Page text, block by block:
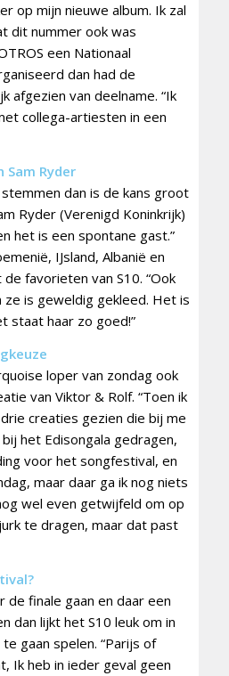
op mijn nieuwe album. Ik zal
dit nummer ook was
een Nationaal
dan had de
afgezien van deelname. “Ik
collega-artiesten in een
Sam Ryder
dan is de kans groot
Ryder (Verenigd Koninkrijk)
het is een spontane gast.”
IJsland, Albanië en
favorieten van S10. “Ook
ze is geweldig gekleed. Het is
staat haar zo goed!”
loper van zondag ook
van Viktor & Rolf. “Toen ik
creaties gezien die bij me
het Edisongala gedragen,
voor het songfestival, en
maar daar ga ik nog niets
wel even getwijfeld om op
te dragen, maar dat past
de finale gaan en daar een
dan lijkt het S10 leuk om in
gaan spelen. “Parijs of
Ik heb in ieder geval geen